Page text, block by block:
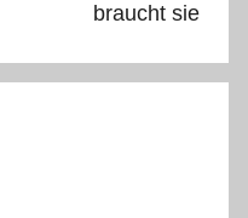
braucht sie